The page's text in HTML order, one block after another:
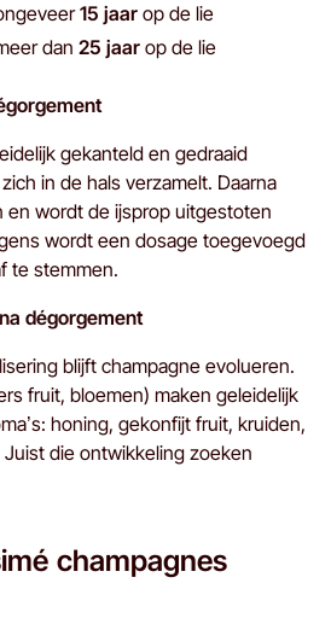
15 jaar op de lie
dan 25 jaar op de lie
gekanteld en gedraaid
in de hals verzamelt. Daarna
en wordt de ijsprop uitgestoten
wordt een dosage toegevoegd
te stemmen.
dégorgement
blijft champagne evolueren.
fruit, bloemen) maken geleidelijk
honing, gekonfijt fruit, kruiden,
die ontwikkeling zoeken
champagnes